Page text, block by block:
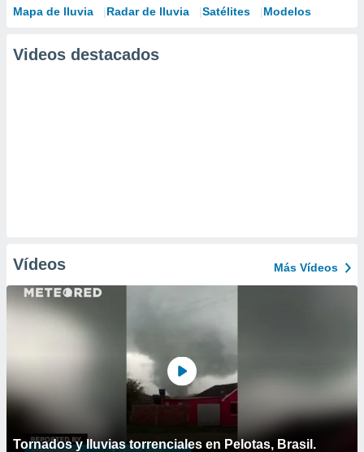
Mapa de lluvia Radar de lluvia Satélites Modelos
Videos destacados
Vídeos Más Vídeos
Tornados y lluvias torrenciales en Pelotas, Brasil.